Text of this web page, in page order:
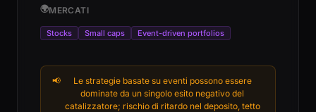
🌍MERCATI
Stocks Small caps Event-driven portfolios
📢
Le strategie basate su eventi possono essere
dominate da un singolo esito negativo del
catalizzatore; rischio di ritardo nel deposito, tetto